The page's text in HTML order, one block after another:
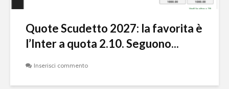
Quote Scudetto 2027: la favorita è
l’Inter a quota 2.10. Seguono...
Inserisci commento